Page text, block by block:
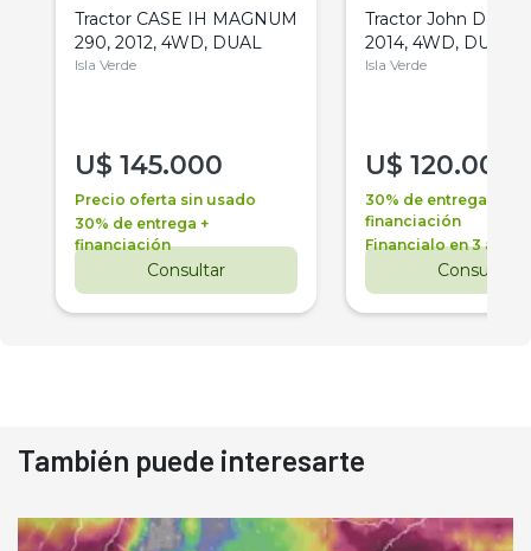
Tractor CASE IH MAGNUM
290, 2012, 4WD, DUAL
Isla Verde
U$ 145.000
Precio oferta sin usado
30% de entrega +
financiación
Consultar
Tractor John Deere
2014, 4WD, DUAL
Isla Verde
U$ 120.000
30% de entrega +
financiación
Financialo en 3 años
Consultar
También puede interesarte